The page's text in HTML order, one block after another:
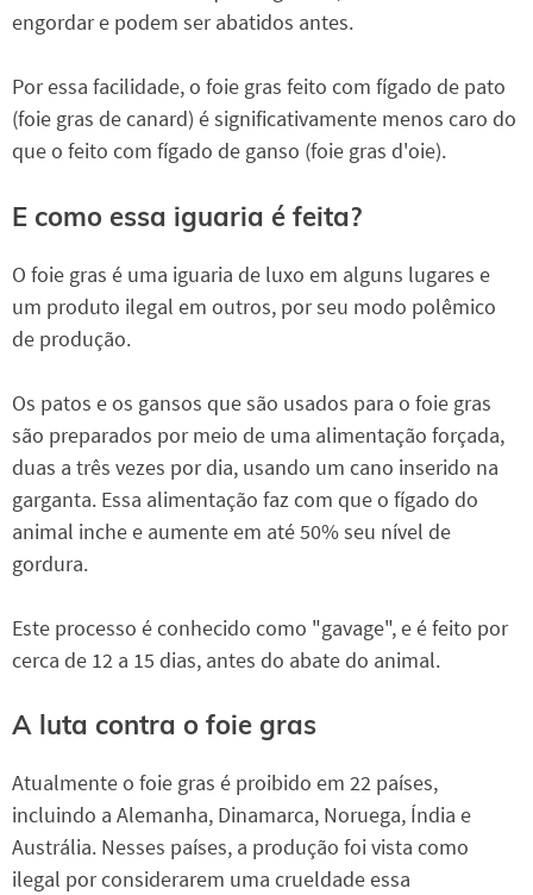
engordar e podem ser abatidos antes.
Por essa facilidade, o foie gras feito com fígado de pato
(foie gras de canard) é significativamente menos caro do
que o feito com fígado de ganso (foie gras d'oie).
E como essa iguaria é feita?
O foie gras é uma iguaria de luxo em alguns lugares e
um produto ilegal em outros, por seu modo polêmico
de produção.
Os patos e os gansos que são usados para o foie gras
são preparados por meio de uma alimentação forçada,
duas a três vezes por dia, usando um cano inserido na
garganta. Essa alimentação faz com que o fígado do
animal inche e aumente em até 50% seu nível de
gordura.
Este processo é conhecido como "gavage", e é feito por
cerca de 12 a 15 dias, antes do abate do animal.
A luta contra o foie gras
Atualmente o foie gras é proibido em 22 países,
incluindo a Alemanha, Dinamarca, Noruega, Índia e
Austrália. Nesses países, a produção foi vista como
ilegal por considerarem uma crueldade essa